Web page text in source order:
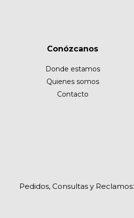
Conózcanos
Donde estamos
Quienes somos
Contacto
Pedidos, Consultas y Reclamos: